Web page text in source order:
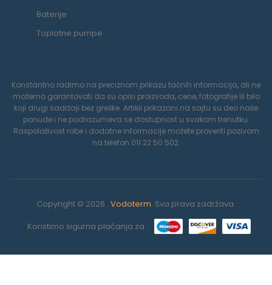
Baterije
Toplotne pumpe
Konstantno radimo na preciznom prikazu tačnih informacija, ali ne
možemo garantovati da su opisi proizvoda, cene, fotografije ili bilo
koji drugi sadržaji bez greške. Artikli prikazani na sajtu su deo naše
ponude i ne podrazumeva se dostupnost u svakom trenutku.
Raspoloživost robe i dodatne informacije možete proveriti pozivom
na telefon 011 22 50 502.
Copyright © 2026 . Vodoterm. Sva prava zadržava.
Koristimo sigurna plaćanja za :